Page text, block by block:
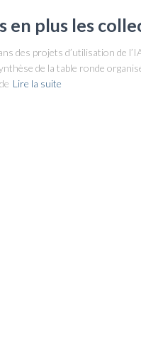
en plus les
des projets d’utilisation de
de la table ronde
Lire la suite